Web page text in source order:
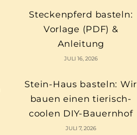
Steckenpferd basteln:
Vorlage (PDF) &
Anleitung
JULI 16, 2026
Stein-Haus basteln: Wir
bauen einen tierisch-
coolen DIY-Bauernhof
JULI 7, 2026